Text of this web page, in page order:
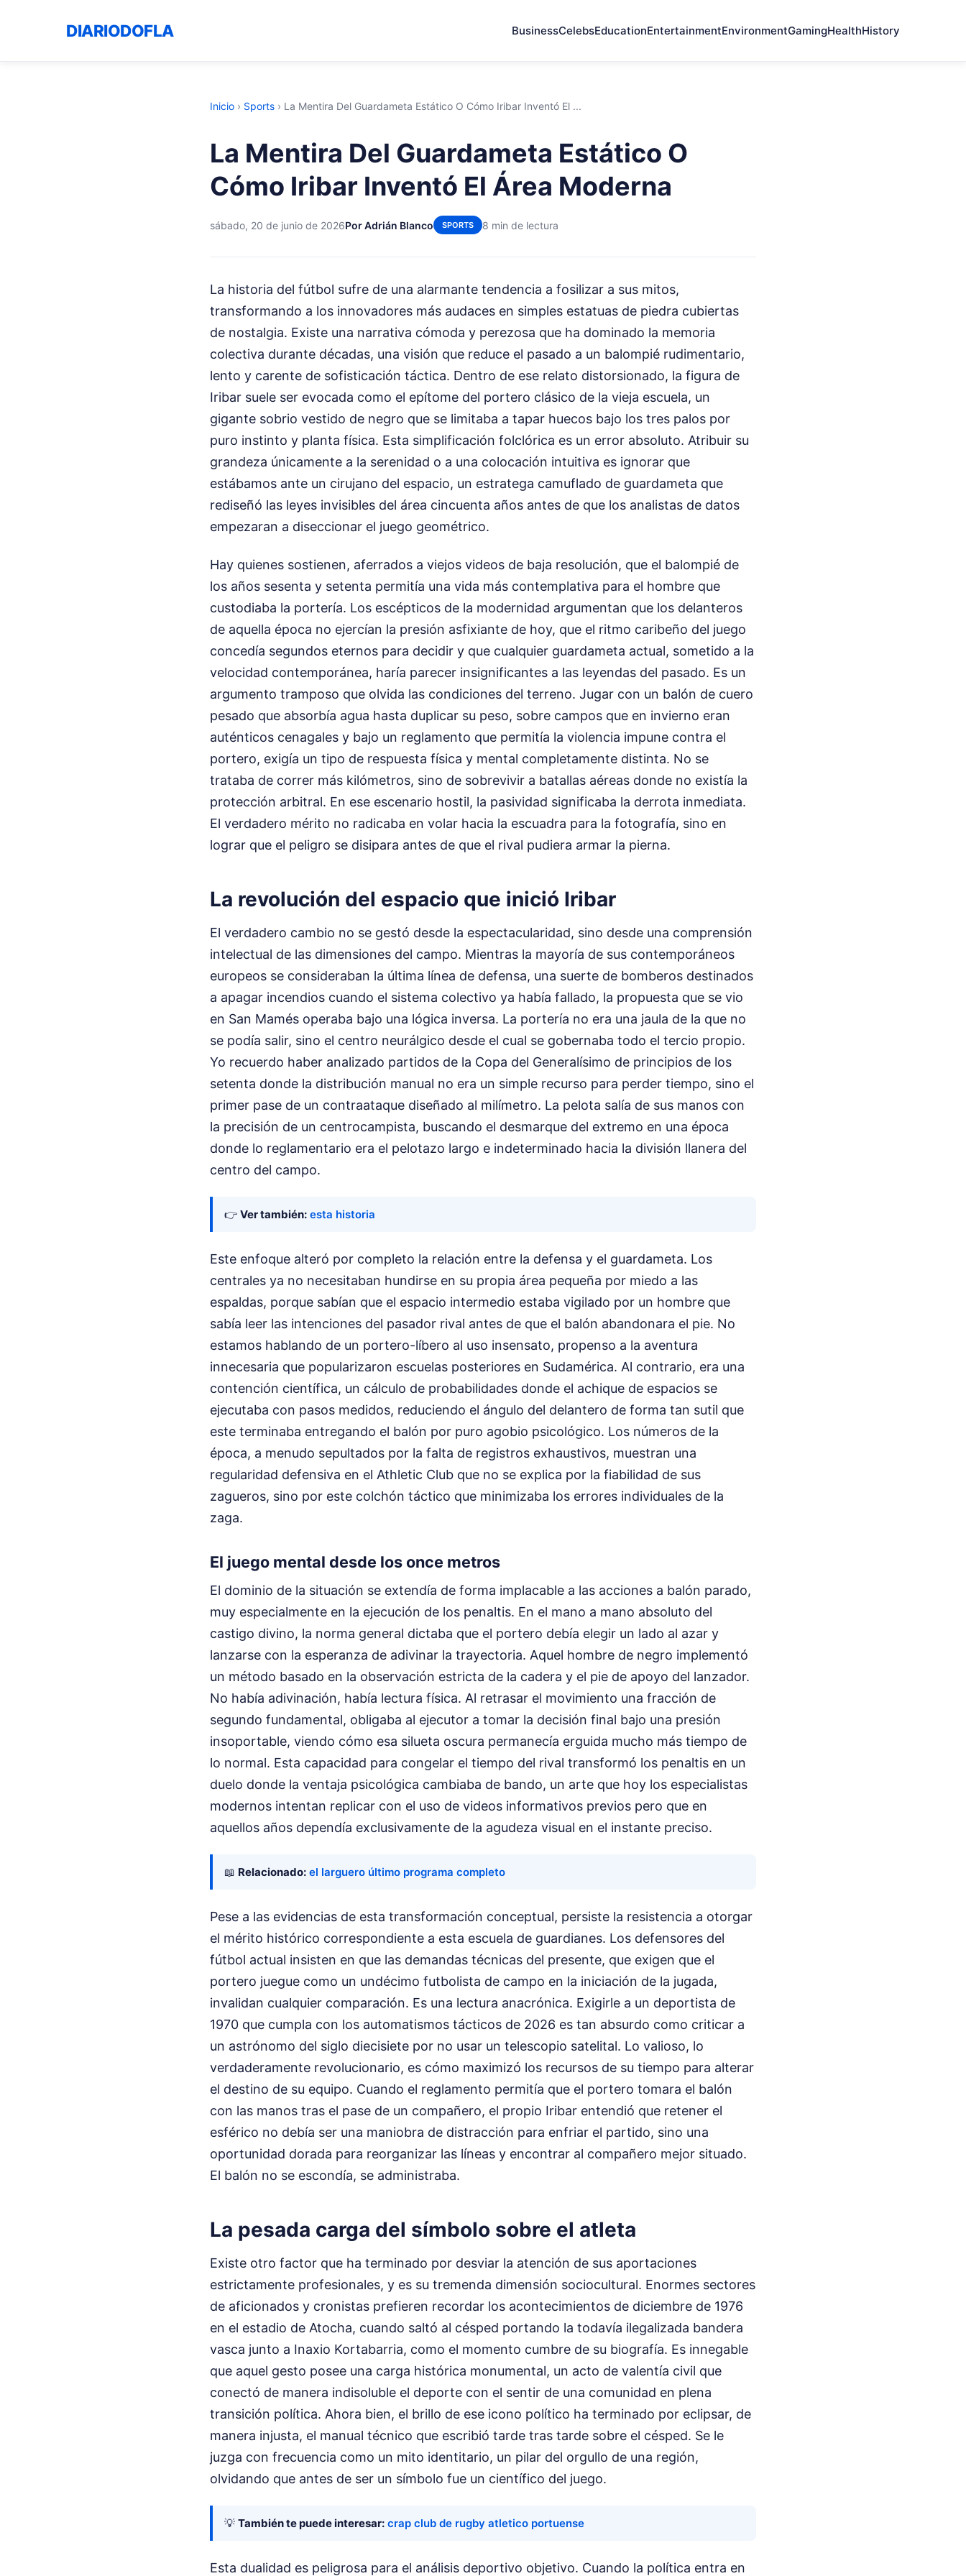
DIARIODOFLA BusinessCelebsEducationEntertainmentEnvironmentGamingHealthHistory
Inicio › Sports › La Mentira Del Guardameta Estático O Cómo Iribar Inventó El ...
La Mentira Del Guardameta Estático O
Cómo Iribar Inventó El Área Moderna
sábado, 20 de junio de 2026Por Adrián Blanco SPORTS 8 min de lectura
La historia del fútbol sufre de una alarmante tendencia a fosilizar a sus mitos,
transformando a los innovadores más audaces en simples estatuas de piedra cubiertas
de nostalgia. Existe una narrativa cómoda y perezosa que ha dominado la memoria
colectiva durante décadas, una visión que reduce el pasado a un balompié rudimentario,
lento y carente de sofisticación táctica. Dentro de ese relato distorsionado, la figura de
Iribar suele ser evocada como el epítome del portero clásico de la vieja escuela, un
gigante sobrio vestido de negro que se limitaba a tapar huecos bajo los tres palos por
puro instinto y planta física. Esta simplificación folclórica es un error absoluto. Atribuir su
grandeza únicamente a la serenidad o a una colocación intuitiva es ignorar que
estábamos ante un cirujano del espacio, un estratega camuflado de guardameta que
rediseñó las leyes invisibles del área cincuenta años antes de que los analistas de datos
empezaran a diseccionar el juego geométrico.
Hay quienes sostienen, aferrados a viejos videos de baja resolución, que el balompié de
los años sesenta y setenta permitía una vida más contemplativa para el hombre que
custodiaba la portería. Los escépticos de la modernidad argumentan que los delanteros
de aquella época no ejercían la presión asfixiante de hoy, que el ritmo caribeño del juego
concedía segundos eternos para decidir y que cualquier guardameta actual, sometido a la
velocidad contemporánea, haría parecer insignificantes a las leyendas del pasado. Es un
argumento tramposo que olvida las condiciones del terreno. Jugar con un balón de cuero
pesado que absorbía agua hasta duplicar su peso, sobre campos que en invierno eran
auténticos cenagales y bajo un reglamento que permitía la violencia impune contra el
portero, exigía un tipo de respuesta física y mental completamente distinta. No se
trataba de correr más kilómetros, sino de sobrevivir a batallas aéreas donde no existía la
protección arbitral. En ese escenario hostil, la pasividad significaba la derrota inmediata.
El verdadero mérito no radicaba en volar hacia la escuadra para la fotografía, sino en
lograr que el peligro se disipara antes de que el rival pudiera armar la pierna.
La revolución del espacio que inició Iribar
El verdadero cambio no se gestó desde la espectacularidad, sino desde una comprensión
intelectual de las dimensiones del campo. Mientras la mayoría de sus contemporáneos
europeos se consideraban la última línea de defensa, una suerte de bomberos destinados
a apagar incendios cuando el sistema colectivo ya había fallado, la propuesta que se vio
en San Mamés operaba bajo una lógica inversa. La portería no era una jaula de la que no
se podía salir, sino el centro neurálgico desde el cual se gobernaba todo el tercio propio.
Yo recuerdo haber analizado partidos de la Copa del Generalísimo de principios de los
setenta donde la distribución manual no era un simple recurso para perder tiempo, sino el
primer pase de un contraataque diseñado al milímetro. La pelota salía de sus manos con
la precisión de un centrocampista, buscando el desmarque del extremo en una época
donde lo reglamentario era el pelotazo largo e indeterminado hacia la división llanera del
centro del campo.
👉 Ver también: esta historia
Este enfoque alteró por completo la relación entre la defensa y el guardameta. Los
centrales ya no necesitaban hundirse en su propia área pequeña por miedo a las
espaldas, porque sabían que el espacio intermedio estaba vigilado por un hombre que
sabía leer las intenciones del pasador rival antes de que el balón abandonara el pie. No
estamos hablando de un portero-líbero al uso insensato, propenso a la aventura
innecesaria que popularizaron escuelas posteriores en Sudamérica. Al contrario, era una
contención científica, un cálculo de probabilidades donde el achique de espacios se
ejecutaba con pasos medidos, reduciendo el ángulo del delantero de forma tan sutil que
este terminaba entregando el balón por puro agobio psicológico. Los números de la
época, a menudo sepultados por la falta de registros exhaustivos, muestran una
regularidad defensiva en el Athletic Club que no se explica por la fiabilidad de sus
zagueros, sino por este colchón táctico que minimizaba los errores individuales de la
zaga.
El juego mental desde los once metros
El dominio de la situación se extendía de forma implacable a las acciones a balón parado,
muy especialmente en la ejecución de los penaltis. En el mano a mano absoluto del
castigo divino, la norma general dictaba que el portero debía elegir un lado al azar y
lanzarse con la esperanza de adivinar la trayectoria. Aquel hombre de negro implementó
un método basado en la observación estricta de la cadera y el pie de apoyo del lanzador.
No había adivinación, había lectura física. Al retrasar el movimiento una fracción de
segundo fundamental, obligaba al ejecutor a tomar la decisión final bajo una presión
insoportable, viendo cómo esa silueta oscura permanecía erguida mucho más tiempo de
lo normal. Esta capacidad para congelar el tiempo del rival transformó los penaltis en un
duelo donde la ventaja psicológica cambiaba de bando, un arte que hoy los especialistas
modernos intentan replicar con el uso de videos informativos previos pero que en
aquellos años dependía exclusivamente de la agudeza visual en el instante preciso.
📖 Relacionado: el larguero último programa completo
Pese a las evidencias de esta transformación conceptual, persiste la resistencia a otorgar
el mérito histórico correspondiente a esta escuela de guardianes. Los defensores del
fútbol actual insisten en que las demandas técnicas del presente, que exigen que el
portero juegue como un undécimo futbolista de campo en la iniciación de la jugada,
invalidan cualquier comparación. Es una lectura anacrónica. Exigirle a un deportista de
1970 que cumpla con los automatismos tácticos de 2026 es tan absurdo como criticar a
un astrónomo del siglo diecisiete por no usar un telescopio satelital. Lo valioso, lo
verdaderamente revolucionario, es cómo maximizó los recursos de su tiempo para alterar
el destino de su equipo. Cuando el reglamento permitía que el portero tomara el balón
con las manos tras el pase de un compañero, el propio Iribar entendió que retener el
esférico no debía ser una maniobra de distracción para enfriar el partido, sino una
oportunidad dorada para reorganizar las líneas y encontrar al compañero mejor situado.
El balón no se escondía, se administraba.
La pesada carga del símbolo sobre el atleta
Existe otro factor que ha terminado por desviar la atención de sus aportaciones
estrictamente profesionales, y es su tremenda dimensión sociocultural. Enormes sectores
de aficionados y cronistas prefieren recordar los acontecimientos de diciembre de 1976
en el estadio de Atocha, cuando saltó al césped portando la todavía ilegalizada bandera
vasca junto a Inaxio Kortabarria, como el momento cumbre de su biografía. Es innegable
que aquel gesto posee una carga histórica monumental, un acto de valentía civil que
conectó de manera indisoluble el deporte con el sentir de una comunidad en plena
transición política. Ahora bien, el brillo de ese icono político ha terminado por eclipsar, de
manera injusta, el manual técnico que escribió tarde tras tarde sobre el césped. Se le
juzga con frecuencia como un mito identitario, un pilar del orgullo de una región,
olvidando que antes de ser un símbolo fue un científico del juego.
💡 También te puede interesar: crap club de rugby atletico portuense
Esta dualidad es peligrosa para el análisis deportivo objetivo. Cuando la política entra en